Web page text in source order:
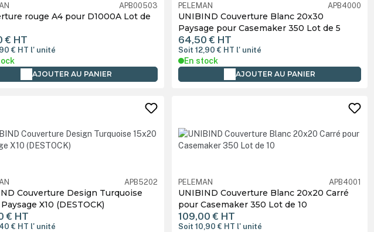
APB00503
rouge A4 pour D1000A Lot de
€ HT
€ HT l' unité
AJOUTER AU PANIER
PELEMAN APB4000
UNIBIND Couverture Blanc 20x30
Paysage pour Casemaker 350 Lot de 5
64,50 € HT
Soit 12,90 € HT l' unité
En stock
AJOUTER AU PANIER
APB5202
Couverture Design Turquoise
X10 (DESTOCK)
€ HT
€ HT l' unité
PELEMAN APB4001
UNIBIND Couverture Blanc 20x20 Carré
pour Casemaker 350 Lot de 10
109,00 € HT
Soit 10,90 € HT l' unité